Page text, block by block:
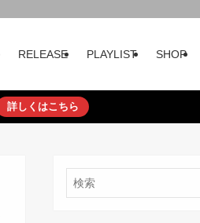
RELEASE PLAYLIST SHOP
詳しくはこちら